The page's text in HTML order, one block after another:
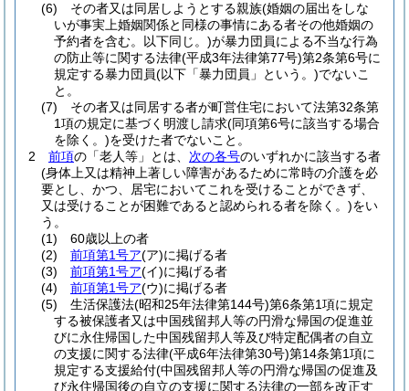
(6)
その者又は同居しようとする親族(婚姻の届出をしな
いが事実上婚姻関係と同様の事情にある者その他婚姻の
予約者を含む。以下同じ。)が暴力団員による不当な行為
の防止等に関する法律(平成3年法律第77号)第2条第6号に
規定する暴力団員(以下「暴力団員」という。)でないこ
と。
(7)
その者又は同居する者が町営住宅において法第32条第
1項の規定に基づく明渡し請求(同項第6号に該当する場合
を除く。)を受けた者でないこと。
2
前項の「老人等」とは、 次の各号のいずれかに該当する者
(身体上又は精神上著しい障害があるために常時の介護を必
要とし、かつ、居宅においてこれを受けることができず、
又は受けることが困難であると認められる者を除く。)をい
う。
(1)
60歳以上の者
(2)
前項第1号ア(ア)に掲げる者
(3)
前項第1号ア(イ)に掲げる者
(4)
前項第1号ア(ウ)に掲げる者
(5)
生活保護法(昭和25年法律第144号)第6条第1項に規定
する被保護者又は中国残留邦人等の円滑な帰国の促進並
びに永住帰国した中国残留邦人等及び特定配偶者の自立
の支援に関する法律(平成6年法律第30号)第14条第1項に
規定する支援給付(中国残留邦人等の円滑な帰国の促進及
び永住帰国後の自立の支援に関する法律の一部を改正す